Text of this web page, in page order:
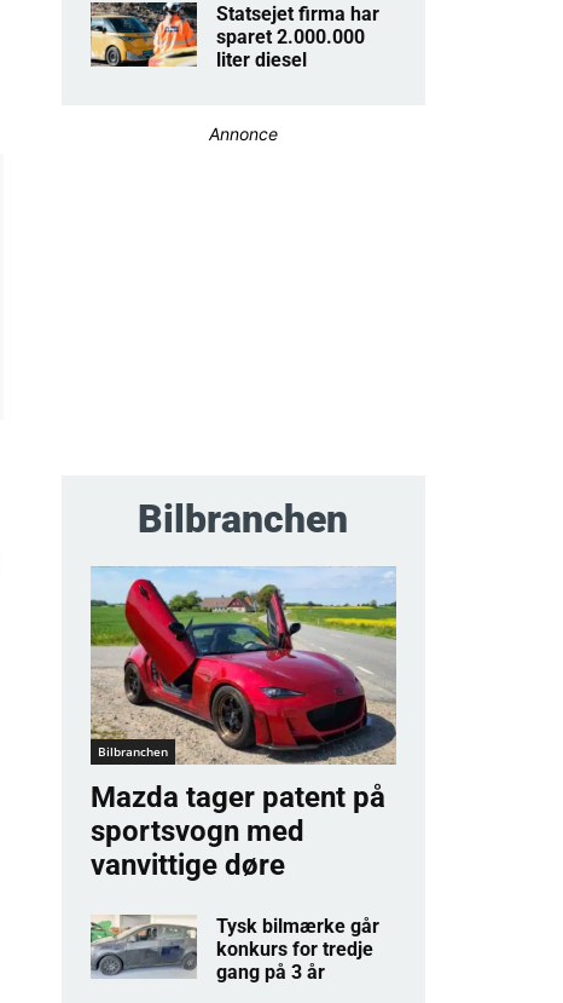
Statsejet firma har
sparet 2.000.000
liter diesel
Annonce
Bilbranchen
Bilbranchen
Mazda tager patent på
sportsvogn med
vanvittige døre
Tysk bilmærke går
konkurs for tredje
gang på 3 år